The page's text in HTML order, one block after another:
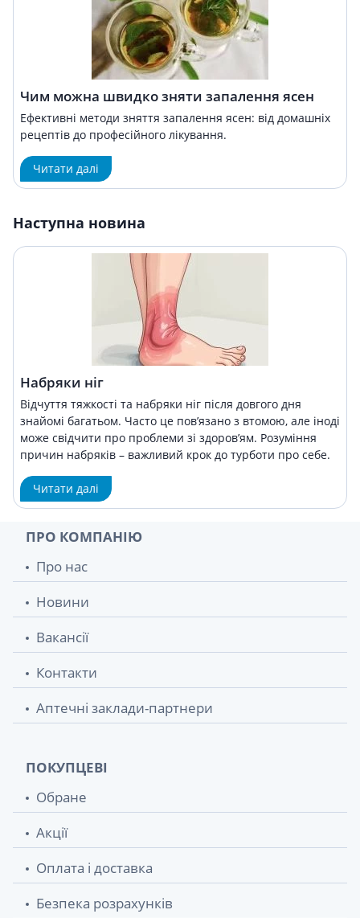
Чим можна швидко зняти запалення ясен
Ефективні методи зняття запалення ясен: від домашніх
рецептів до професійного лікування.
Читати далі
Наступна новина
Набряки ніг
Відчуття тяжкості та набряки ніг після довгого дня
знайомі багатьом. Часто це пов’язано з втомою, але іноді
може свідчити про проблеми зі здоров’ям. Розуміння
причин набряків – важливий крок до турботи про себе.
Читати далі
ПРО КОМПАНІЮ
Про нас
Новини
Вакансії
Контакти
Аптечні заклади-партнери
ПОКУПЦЕВІ
Обране
Акції
Оплата і доставка
Безпека розрахунків